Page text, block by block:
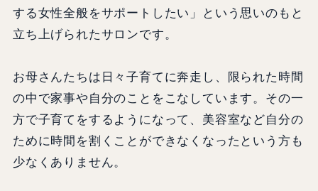
する女性全般をサポートしたい」という思いのもと
立ち上げられたサロンです。
お母さんたちは日々子育てに奔走し、限られた時間
の中で家事や自分のことをこなしています。その一
方で子育てをするようになって、美容室など自分の
ために時間を割くことができなくなったという方も
少なくありません。